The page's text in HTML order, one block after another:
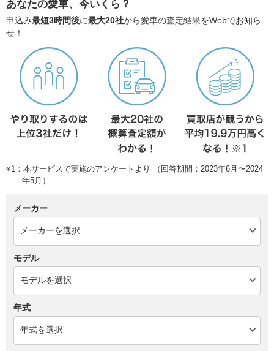
あなたの愛車、今いくら？
申込み最短3時間後に最大20社から愛車の査定結果をWebでお知ら
せ！
※1：本サービスで実施のアンケートより （回答期間：2023年6月〜2024
年5月）
メーカー
モデル
年式